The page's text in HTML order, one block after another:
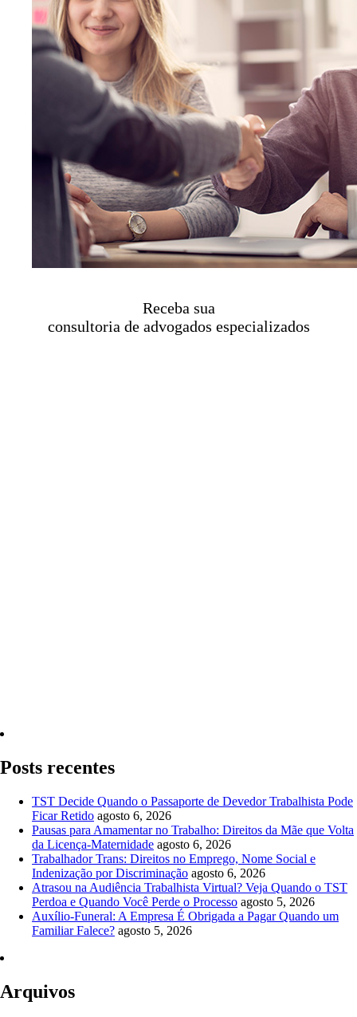
Receba sua
consultoria de advogados especializados
Posts recentes
TST Decide Quando o Passaporte de Devedor Trabalhista Pode
Ficar Retido agosto 6, 2026
Pausas para Amamentar no Trabalho: Direitos da Mãe que Volta
da Licença-Maternidade agosto 6, 2026
Trabalhador Trans: Direitos no Emprego, Nome Social e
Indenização por Discriminação agosto 6, 2026
Atrasou na Audiência Trabalhista Virtual? Veja Quando o TST
Perdoa e Quando Você Perde o Processo agosto 5, 2026
Auxílio-Funeral: A Empresa É Obrigada a Pagar Quando um
Familiar Falece? agosto 5, 2026
Arquivos